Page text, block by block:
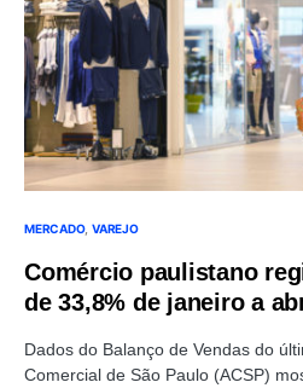
MERCADO VAREJO
Comércio paulistano
de 33,8% de janeiro a
Dados do Balanço de Vendas do
Comercial de São Paulo (ACSP)